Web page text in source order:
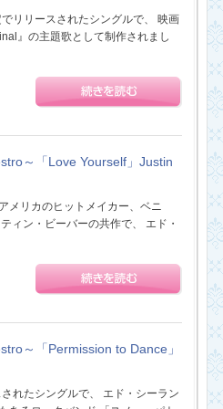
リリースされたシングルで、 映画
』の主題歌として制作されまし
～「Love Yourself」Justin
メリカのヒットメイカー、ベニ
ィン・ビーバーの共作で、 エド・
～「Permission to Dance」
れたシングルで、 エド・シーラン